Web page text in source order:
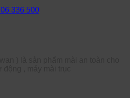
336 500